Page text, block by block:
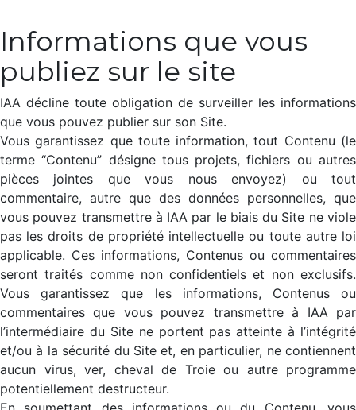
Informations que vous
publiez sur le site​
IAA décline toute obligation de surveiller les informations
que vous pouvez publier sur son Site.
Vous garantissez que toute information, tout Contenu (le
terme “Contenu” désigne tous projets, fichiers ou autres
pièces jointes que vous nous envoyez) ou tout
commentaire, autre que des données personnelles, que
vous pouvez transmettre à IAA par le biais du Site ne viole
pas les droits de propriété intellectuelle ou toute autre loi
applicable. Ces informations, Contenus ou commentaires
seront traités comme non confidentiels et non exclusifs.
Vous garantissez que les informations, Contenus ou
commentaires que vous pouvez transmettre à IAA par
l’intermédiaire du Site ne portent pas atteinte à l’intégrité
et/ou à la sécurité du Site et, en particulier, ne contiennent
aucun virus, ver, cheval de Troie ou autre programme
potentiellement destructeur.